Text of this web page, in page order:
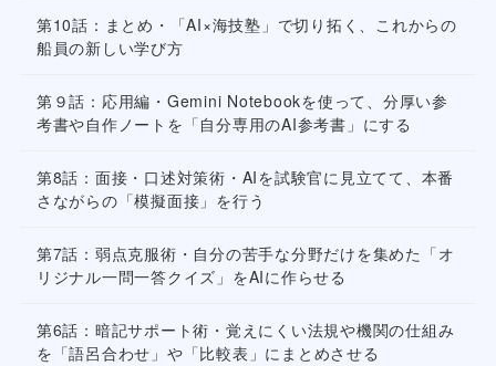
第10話：まとめ・「AI×海技塾」で切り拓く、これからの
船員の新しい学び方
第９話：応用編・Gemini Notebookを使って、分厚い参
考書や自作ノートを「自分専用のAI参考書」にする
第8話：面接・口述対策術・AIを試験官に見立てて、本番
さながらの「模擬面接」を行う
第7話：弱点克服術・自分の苦手な分野だけを集めた「オ
リジナル一問一答クイズ」をAIに作らせる
第6話：暗記サポート術・覚えにくい法規や機関の仕組み
を「語呂合わせ」や「比較表」にまとめさせる